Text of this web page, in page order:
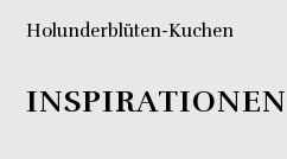
Holunderblüten-Kuchen
INSPIRATIONEN